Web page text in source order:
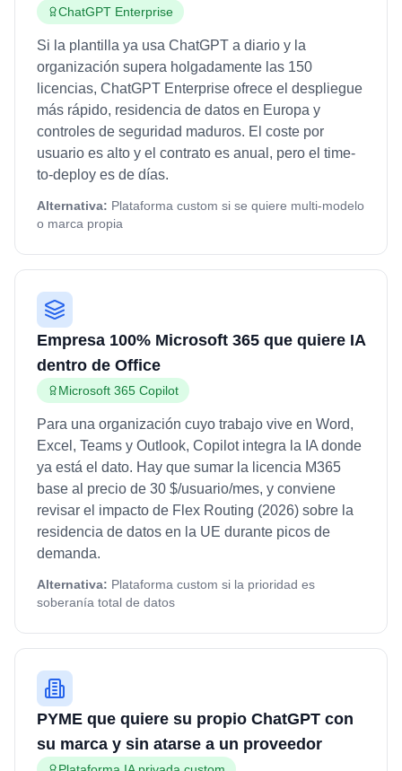
ChatGPT Enterprise
Si la plantilla ya usa ChatGPT a diario y la
organización supera holgadamente las 150
licencias, ChatGPT Enterprise ofrece el despliegue
más rápido, residencia de datos en Europa y
controles de seguridad maduros. El coste por
usuario es alto y el contrato es anual, pero el time-
to-deploy es de días.
Alternativa: Plataforma custom si se quiere multi-modelo
o marca propia
Empresa 100% Microsoft 365 que quiere IA
dentro de Office
Microsoft 365 Copilot
Para una organización cuyo trabajo vive en Word,
Excel, Teams y Outlook, Copilot integra la IA donde
ya está el dato. Hay que sumar la licencia M365
base al precio de 30 $/usuario/mes, y conviene
revisar el impacto de Flex Routing (2026) sobre la
residencia de datos en la UE durante picos de
demanda.
Alternativa: Plataforma custom si la prioridad es
soberanía total de datos
PYME que quiere su propio ChatGPT con
su marca y sin atarse a un proveedor